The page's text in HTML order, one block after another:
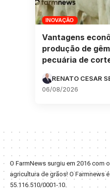
INOVAÇÃO
Vantagens
produção de
pecuária de
RENATO CESAR
06/08/2026
O FarmNews surgiu em 2016 com
agricultura de grãos! O Farmnews é
55.116.510/0001-10.